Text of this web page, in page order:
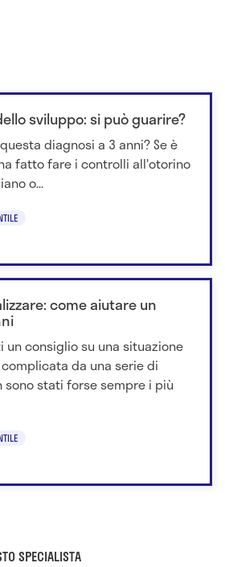
sviluppo: si può guarire?
diagnosi a 3 anni? Se è
fatto fare i controlli all'otorino
o...
come aiutare un
un consiglio su una situazione
da una serie di
sono stati forse sempre i più
SPECIALISTA